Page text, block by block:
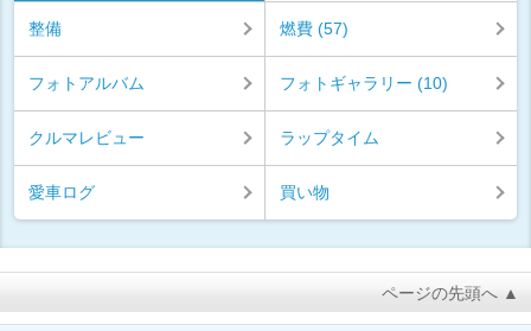
整備 燃費 (57)
フォトアルバム フォトギャラリー (10)
クルマレビュー ラップタイム
愛車ログ 買い物
ページの先頭へ ▲